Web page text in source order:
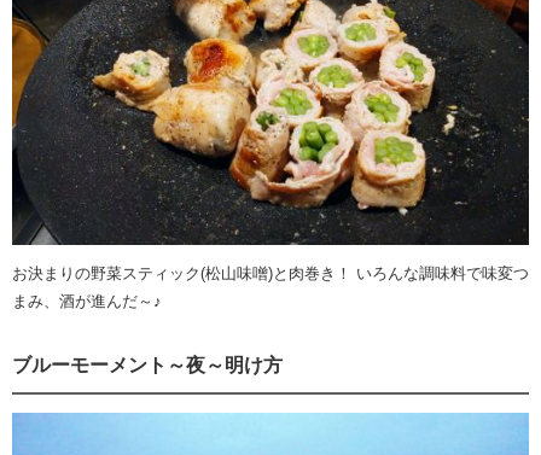
お決まりの野菜スティック(松山味噌)と肉巻き！ いろんな調味料で味変つ
まみ、酒が進んだ～♪
ブルーモーメント～夜～明け方